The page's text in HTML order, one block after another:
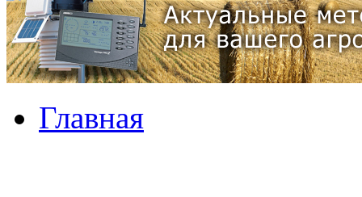
Главная